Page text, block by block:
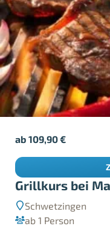
Grillkurs bei
Schwetzingen
ab 1 Person
ab109,90€